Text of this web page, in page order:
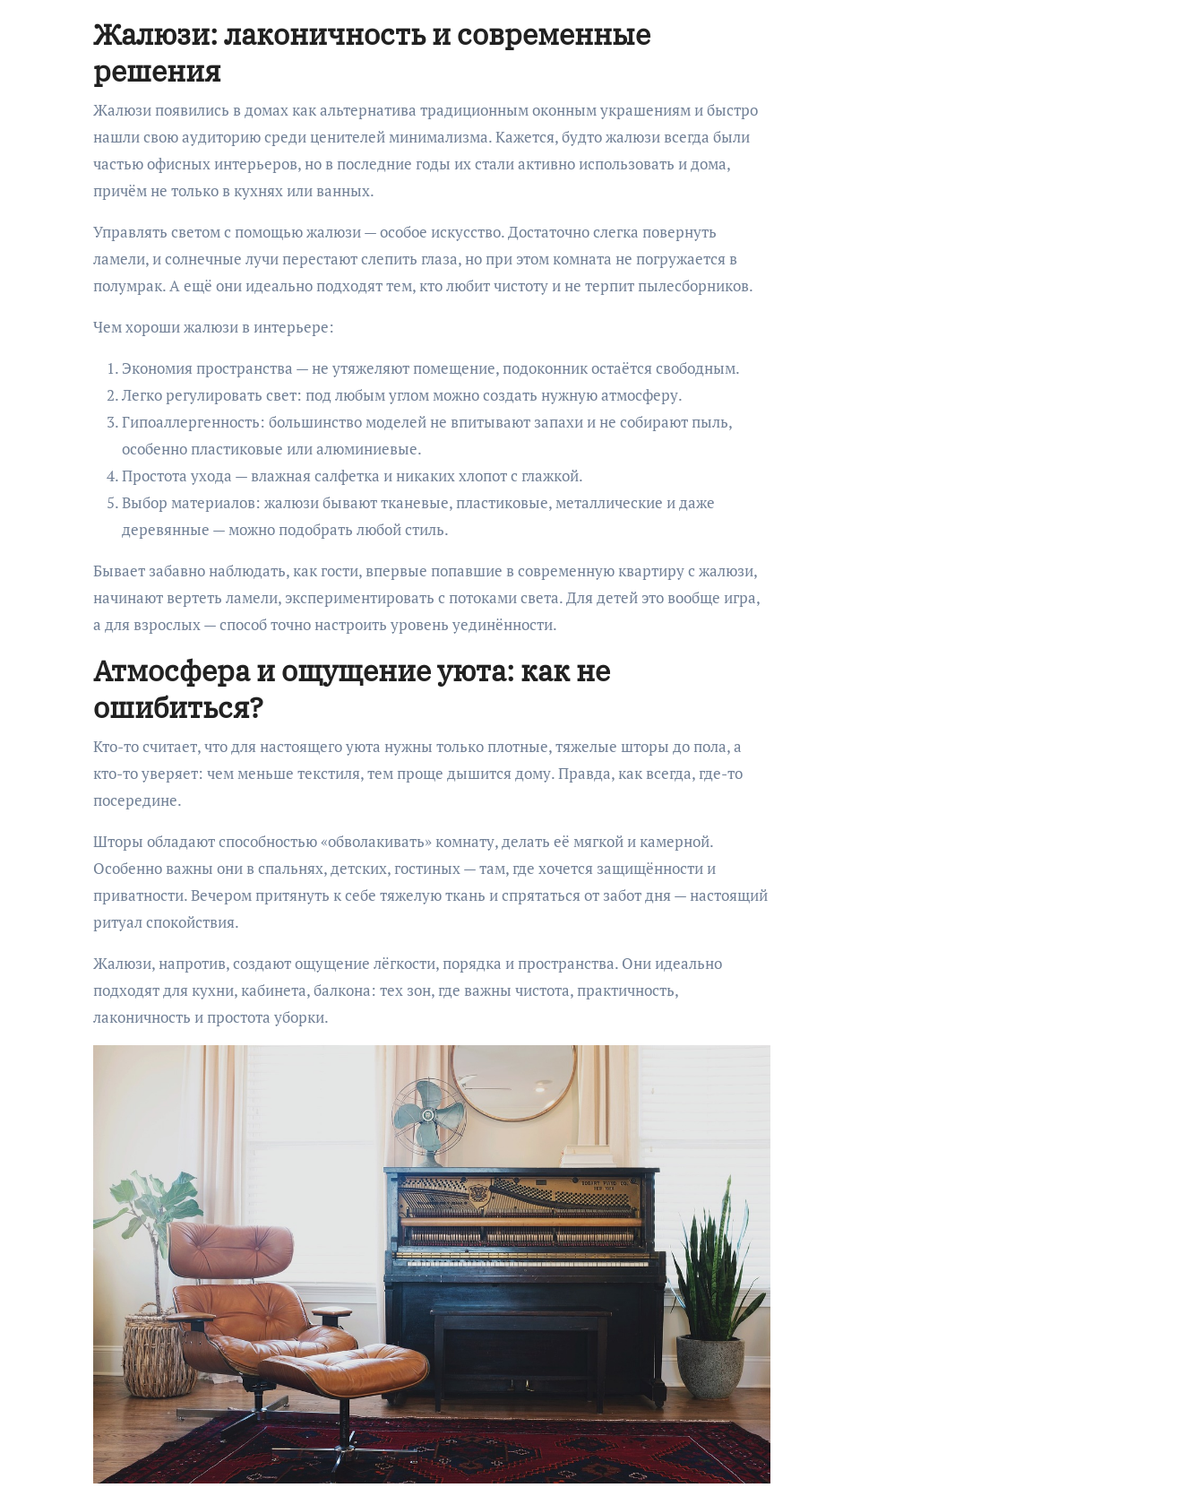
Жалюзи: лаконичность и современные
решения
Жалюзи появились в домах как альтернатива традиционным оконным украшениям и быстро
нашли свою аудиторию среди ценителей минимализма. Кажется, будто жалюзи всегда были
частью офисных интерьеров, но в последние годы их стали активно использовать и дома,
причём не только в кухнях или ванных.
Управлять светом с помощью жалюзи — особое искусство. Достаточно слегка повернуть
ламели, и солнечные лучи перестают слепить глаза, но при этом комната не погружается в
полумрак. А ещё они идеально подходят тем, кто любит чистоту и не терпит пылесборников.
Чем хороши жалюзи в интерьере:
Экономия пространства — не утяжеляют помещение, подоконник остаётся свободным.
Легко регулировать свет: под любым углом можно создать нужную атмосферу.
Гипоаллергенность: большинство моделей не впитывают запахи и не собирают пыль,
особенно пластиковые или алюминиевые.
Простота ухода — влажная салфетка и никаких хлопот с глажкой.
Выбор материалов: жалюзи бывают тканевые, пластиковые, металлические и даже
деревянные — можно подобрать любой стиль.
Бывает забавно наблюдать, как гости, впервые попавшие в современную квартиру с жалюзи,
начинают вертеть ламели, экспериментировать с потоками света. Для детей это вообще игра,
а для взрослых — способ точно настроить уровень уединённости.
Атмосфера и ощущение уюта: как не
ошибиться?
Кто-то считает, что для настоящего уюта нужны только плотные, тяжелые шторы до пола, а
кто-то уверяет: чем меньше текстиля, тем проще дышится дому. Правда, как всегда, где-то
посередине.
Шторы обладают способностью «обволакивать» комнату, делать её мягкой и камерной.
Особенно важны они в спальнях, детских, гостиных — там, где хочется защищённости и
приватности. Вечером притянуть к себе тяжелую ткань и спрятаться от забот дня — настоящий
ритуал спокойствия.
Жалюзи, напротив, создают ощущение лёгкости, порядка и пространства. Они идеально
подходят для кухни, кабинета, балкона: тех зон, где важны чистота, практичность,
лаконичность и простота уборки.